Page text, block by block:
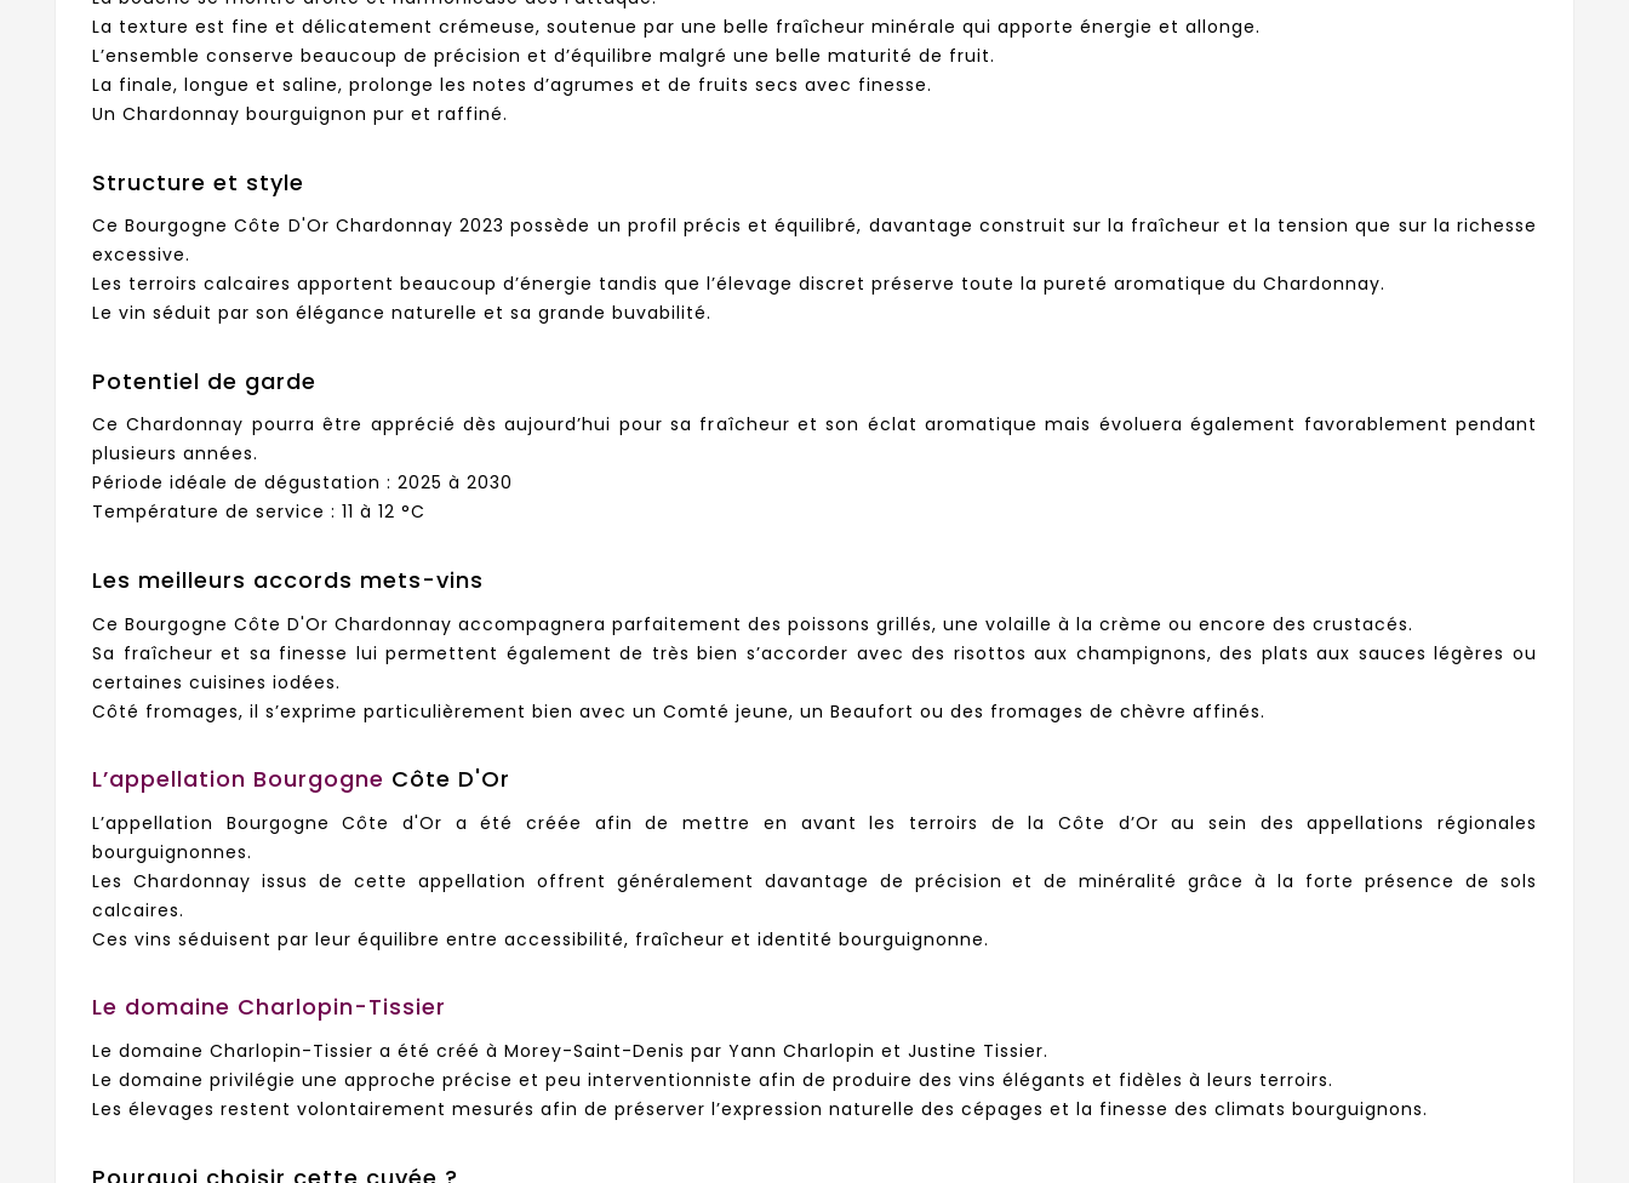
La texture est fine et délicatement crémeuse, soutenue par une belle fraîcheur minérale qui apporte énergie et allonge.
L’ensemble conserve beaucoup de précision et d’équilibre malgré une belle maturité de fruit.
La finale, longue et saline, prolonge les notes d’agrumes et de fruits secs avec finesse.
Un Chardonnay bourguignon pur et raffiné.
Structure et style
Ce Bourgogne Côte D'Or Chardonnay 2023 possède un profil précis et équilibré, davantage construit sur la fraîcheur et la tension que sur la richesse
excessive.
Les terroirs calcaires apportent beaucoup d’énergie tandis que l’élevage discret préserve toute la pureté aromatique du Chardonnay.
Le vin séduit par son élégance naturelle et sa grande buvabilité.
Potentiel de garde
Ce Chardonnay pourra être apprécié dès aujourd’hui pour sa fraîcheur et son éclat aromatique mais évoluera également favorablement pendant
plusieurs années.
Période idéale de dégustation : 2025 à 2030
Température de service : 11 à 12 °C
Les meilleurs accords mets-vins
Ce Bourgogne Côte D'Or Chardonnay accompagnera parfaitement des poissons grillés, une volaille à la crème ou encore des crustacés.
Sa fraîcheur et sa finesse lui permettent également de très bien s’accorder avec des risottos aux champignons, des plats aux sauces légères ou
certaines cuisines iodées.
Côté fromages, il s’exprime particulièrement bien avec un Comté jeune, un Beaufort ou des fromages de chèvre affinés.
L’appellation Bourgogne Côte D'Or
L’appellation Bourgogne Côte d'Or a été créée afin de mettre en avant les terroirs de la Côte d’Or au sein des appellations régionales
bourguignonnes.
Les Chardonnay issus de cette appellation offrent généralement davantage de précision et de minéralité grâce à la forte présence de sols
calcaires.
Ces vins séduisent par leur équilibre entre accessibilité, fraîcheur et identité bourguignonne.
Le domaine Charlopin-Tissier
Le domaine Charlopin-Tissier a été créé à Morey-Saint-Denis par Yann Charlopin et Justine Tissier.
Le domaine privilégie une approche précise et peu interventionniste afin de produire des vins élégants et fidèles à leurs terroirs.
Les élevages restent volontairement mesurés afin de préserver l’expression naturelle des cépages et la finesse des climats bourguignons.